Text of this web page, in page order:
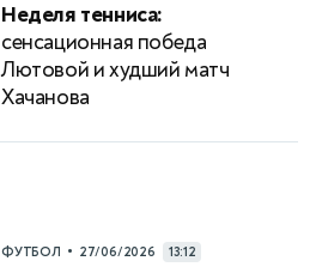
Неделя тенниса:
сенсационная победа
Лютовой и худший матч
Хачанова
ФУТБОЛ • 27/06/2026 13:12